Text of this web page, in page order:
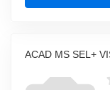
ACAD MS SEL+